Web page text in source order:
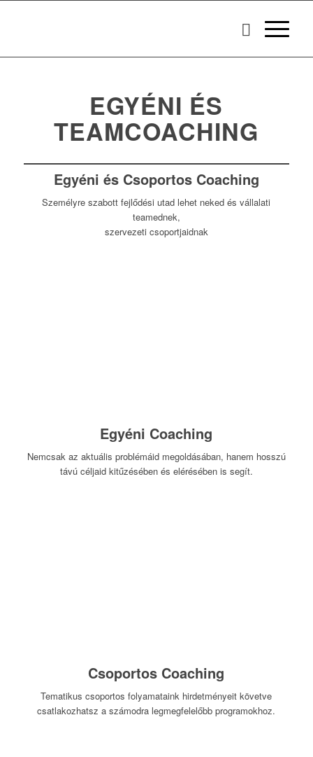
EGYÉNI ÉS
TEAMCOACHING
Egyéni és Csoportos Coaching
Személyre szabott fejlődési utad lehet neked és vállalati
teamednek,
szervezeti csoportjaidnak
Egyéni Coaching
Nemcsak az aktuális problémáid megoldásában, hanem hosszú
távú céljaid kitűzésében és elérésében is segít.
Csoportos Coaching
Tematikus csoportos folyamataink hirdetményeit követve
csatlakozhatsz a számodra legmegfelelőbb programokhoz.